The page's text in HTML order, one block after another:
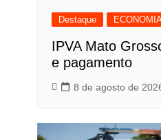
Destaque
IPVA Mato
e pagamento
8 de agosto de